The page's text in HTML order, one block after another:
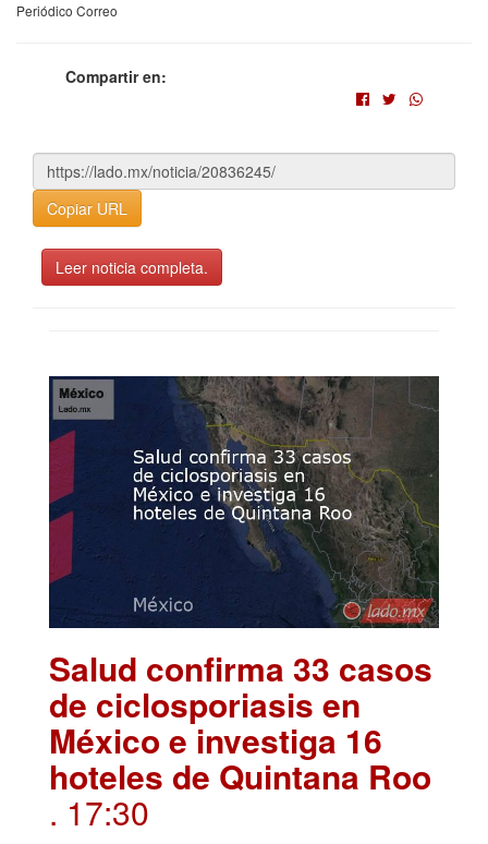
Periódico Correo
Compartir en:
Copiar URL
Leer noticia completa.
Salud confirma 33 casos
de ciclosporiasis en
México e investiga 16
hoteles de Quintana Roo
. 17:30